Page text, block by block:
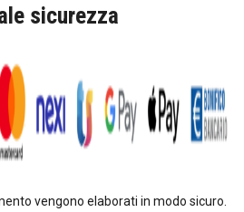
sicurezza
vengono elaborati in modo sicuro.